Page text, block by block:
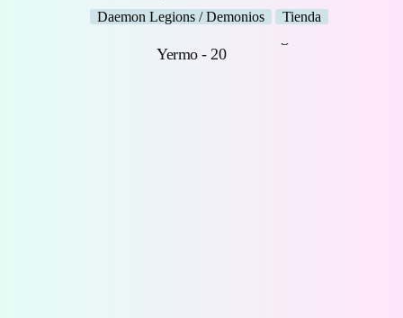
Daemon Legions / Demonios Tienda